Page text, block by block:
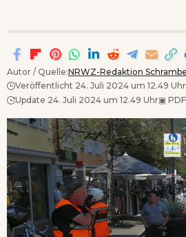
Autor / Quelle:NRWZ-Redaktion
Veröffentlicht 24. Juli 2024 um 12.49 Uhr
Update 24. Juli 2024 um 12.49 Uhr▣